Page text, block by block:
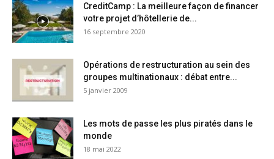
CreditCamp : La meilleure façon de financer
votre projet d’hôtellerie de...
16 septembre 2020
Opérations de restructuration au sein des
groupes multinationaux : débat entre...
5 janvier 2009
Les mots de passe les plus piratés dans le
monde
18 mai 2022